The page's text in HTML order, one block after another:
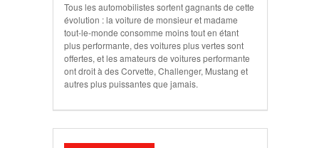
Tous les automobilistes sortent gagnants de cette
évolution : la voiture de monsieur et madame
tout-le-monde consomme moins tout en étant
plus performante, des voitures plus vertes sont
offertes, et les amateurs de voitures performante
ont droit à des Corvette, Challenger, Mustang et
autres plus puissantes que jamais.